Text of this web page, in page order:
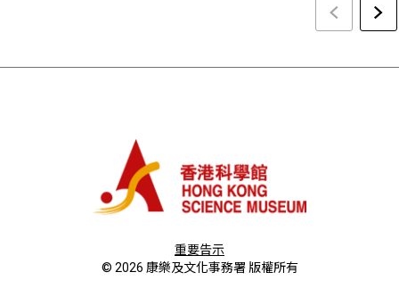
重要告示
© 2026 康樂及文化事務署 版權所有